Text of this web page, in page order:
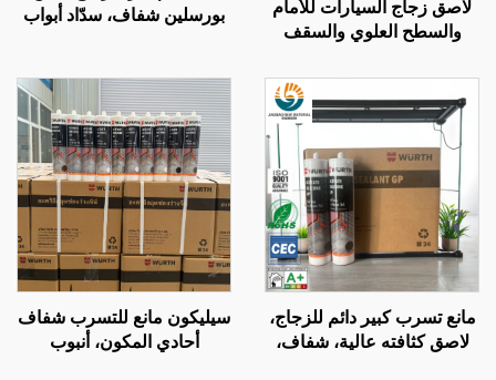
لاصق زجاج السيارات للأمام
والسطح العلوي والسقف
لاصق مقاوم للماء من البولي
يوريثان، أسود قوي
بورسلين شفاف، سدّاد أبواب
مانع تسرب كبير دائم للزجاج،
لاصق كثافته عالية، شفاف،
سيليكون مانع للتسرب شفاف
أحادي المكون، أنبوب